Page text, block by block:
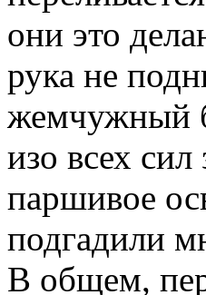
они это
рука не
жемчужный
изо всех
паршивое
подгадили
В общем,